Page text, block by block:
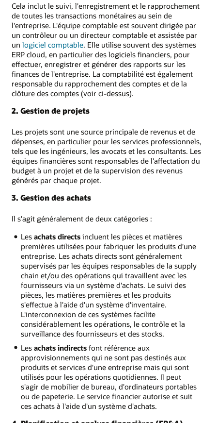
Cela inclut le suivi, l'enregistrement et le rapprochement
de toutes les transactions monétaires au sein de
l'entreprise. L'équipe comptable est souvent dirigée par
un contrôleur ou un directeur comptable et assistée par
un logiciel comptable. Elle utilise souvent des systèmes
ERP cloud, en particulier des logiciels financiers, pour
effectuer, enregistrer et générer des rapports sur les
finances de l'entreprise. La comptabilité est également
responsable du rapprochement des comptes et de la
clôture des comptes (voir ci-dessus).
2. Gestion de projets
Les projets sont une source principale de revenus et de
dépenses, en particulier pour les services professionnels,
tels que les ingénieurs, les avocats et les consultants. Les
équipes financières sont responsables de l'affectation du
budget à un projet et de la supervision des revenus
générés par chaque projet.
3. Gestion des achats
Il s'agit généralement de deux catégories :
Les achats directsincluent les pièces et matières
premières utilisées pour fabriquer les produits d'une
entreprise. Les achats directs sont généralement
supervisés par les équipes responsables de la supply
chain et/ou des opérations qui travaillent avec les
fournisseurs via un système d'achats. Le suivi des
pièces, les matières premières et les produits
s'effectue à l'aide d'un système d'inventaire.
L'interconnexion de ces systèmes facilite
considérablement les opérations, le contrôle et la
surveillance des fournisseurs et des stocks.
Les achats indirectsfont référence aux
approvisionnements qui ne sont pas destinés aux
produits et services d'une entreprise mais qui sont
utilisés pour les opérations quotidiennes. Il peut
s'agir de mobilier de bureau, d'ordinateurs portables
ou de papeterie. Le service financier autorise et suit
ces achats à l'aide d'un système d'achats.